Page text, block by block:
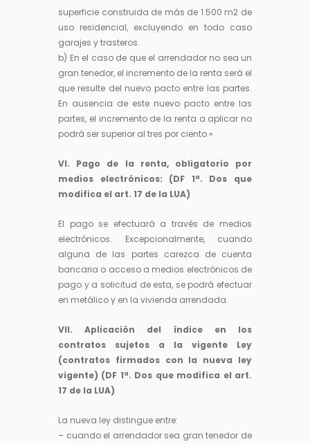
superficie construida de más de 1.500 m2 de
uso residencial, excluyendo en todo caso
garajes y trasteros.
b) En el caso de que el arrendador no sea un
gran tenedor, el incremento de la renta será el
que resulte del nuevo pacto entre las partes.
En ausencia de este nuevo pacto entre las
partes, el incremento de la renta a aplicar no
podrá ser superior al tres por ciento.»
VI. Pago de la renta, obligatorio por
medios electrónicos: (DF 1ª. Dos que
modifica el art. 17 de la LUA)
El pago se efectuará a través de medios
electrónicos. Excepcionalmente, cuando
alguna de las partes carezca de cuenta
bancaria o acceso a medios electrónicos de
pago y a solicitud de esta, se podrá efectuar
en metálico y en la vivienda arrendada.
VII. Aplicación del índice en los
contratos sujetos a la vigente Ley
(contratos firmados con la nueva ley
vigente) (DF 1ª. Dos que modifica el art.
17 de la LUA)
La nueva ley distingue entre:
– cuando el arrendador sea gran tenedor de